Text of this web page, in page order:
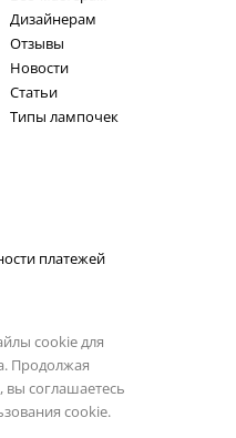
Дизайнерам
Отзывы
Новости
Статьи
Типы лампочек
платежей
cookie для
Продолжая
вы соглашаетесь
cookie.